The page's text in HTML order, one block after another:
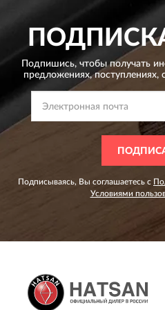
Подпишись, чтобы получать
предложениях,поступлениях,
Подписываясь, Вы соглашаетесь с
Условиями